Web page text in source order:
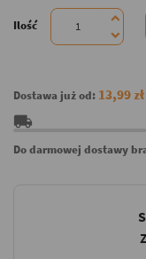
Ilość
Dostawa już od: 13,99 zł
local_shipping
Do darmowej dostawy